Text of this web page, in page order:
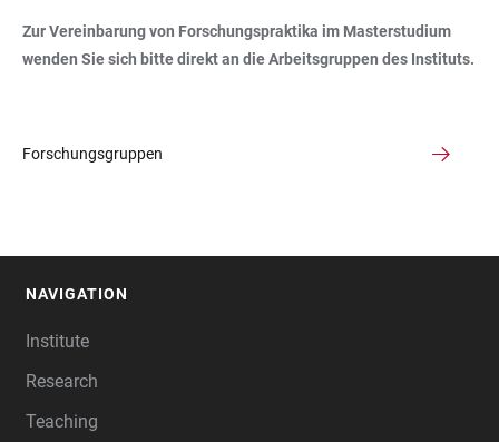
Zur Vereinbarung von Forschungspraktika im Masterstudium
wenden Sie sich bitte direkt an die Arbeitsgruppen des Instituts.
Forschungsgruppen
NAVIGATION
Institute
Research
Teaching